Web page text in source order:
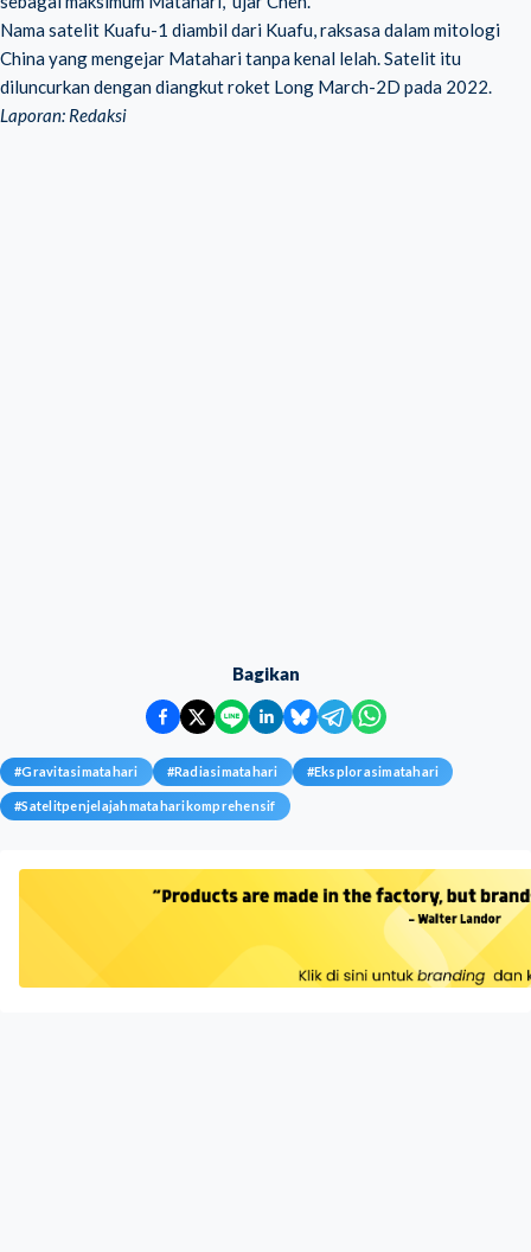
Nama satelit Kuafu-1 diambil dari Kuafu, raksasa dalam mitologi
China yang mengejar Matahari tanpa kenal lelah. Satelit itu
diluncurkan dengan diangkut roket Long March-2D pada 2022.
Laporan: Redaksi
Bagikan
#Gravitasimatahari #Radiasimatahari #Eksplorasimatahari
#Satelitpenjelajahmataharikomprehensif